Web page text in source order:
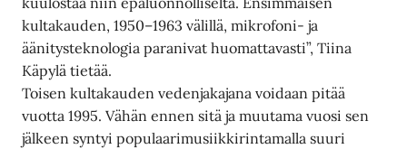
kultakauden, 1950–1963 välillä, mikrofoni- ja
äänitysteknologia paranivat huomattavasti”, Tiina
Käpylä tietää.
Toisen kultakauden vedenjakajana voidaan pitää
vuotta 1995. Vähän ennen sitä ja muutama vuosi sen
jälkeen syntyi populaarimusiikkirintamalla suuri